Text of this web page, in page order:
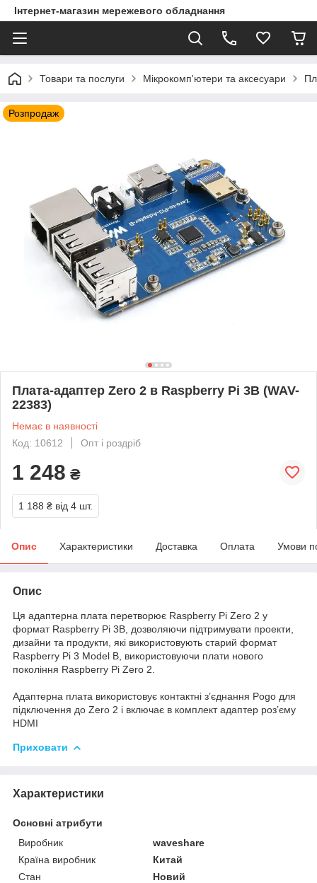
Інтернет-магазин мережевого обладнання
Товари та послуги Мікрокомп'ютери та аксесуари
Розпродаж
Плата-адаптер Zero 2 в Raspberry Pi 3B (WAV-
22383)
Немає в наявності
Код: 10612
Опт і роздріб
1 248 ₴
1 188 ₴ від 4 шт.
Опис Характеристики Доставка Оплата Умови
Опис
Ця адаптерна плата перетворює Raspberry Pi Zero 2 у
формат Raspberry Pi 3B, дозволяючи підтримувати проекти,
дизайни та продукти, які використовують старий формат
Raspberry Pi 3 Model B, використовуючи плати нового
покоління Raspberry Pi Zero 2.
Адаптерна плата використовує контактні з’єднання Pogo для
підключення до Zero 2 і включає в комплект адаптер роз’єму
HDMI
Приховати
Характеристики
Основні атрибути
Виробник
waveshare
Країна виробник
Китай
Стан
Новий